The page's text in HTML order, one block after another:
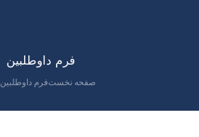
فرم داوطلبین
مکان شما:
صفحه نخستفرم داوطلبین